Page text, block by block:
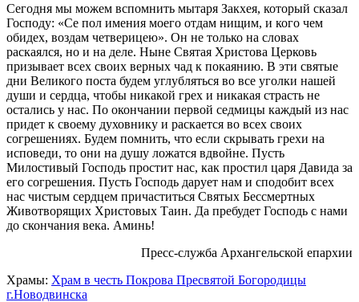
Сегодня мы можем вспомнить мытаря Закхея, который сказал
Господу: «Се пол имения моего отдам нищим, и кого чем
обидех, воздам четверицею». Он не только на словах
раскаялся, но и на деле. Ныне Святая Христова Церковь
призывает всех своих верных чад к покаянию. В эти святые
дни Великого поста будем углубляться во все уголки нашей
души и сердца, чтобы никакой грех и никакая страсть не
остались у нас. По окончании первой седмицы каждый из нас
придет к своему духовнику и раскается во всех своих
согрешениях. Будем помнить, что если скрывать грехи на
исповеди, то они на душу ложатся вдвойне. Пусть
Милостивый Господь простит нас, как простил царя Давида за
его согрешения. Пусть Господь дарует нам и сподобит всех
нас чистым сердцем причаститься Святых Бессмертных
Животворящих Христовых Таин. Да пребудет Господь с нами
до скончания века. Аминь!
Пресс-служба Архангельской епархии
Храмы: Храм в честь Покрова Пресвятой Богородицы
г.Новодвинска